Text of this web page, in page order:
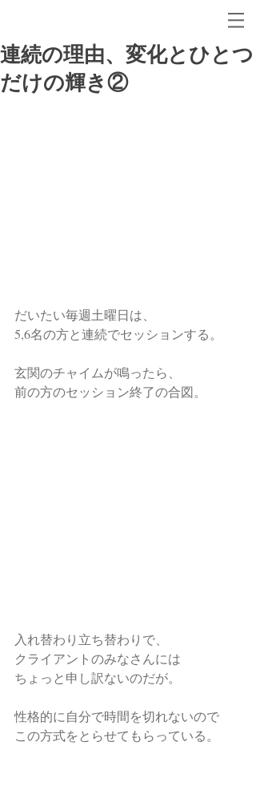
連続の理由、変化とひとつ
だけの輝き②
だいたい毎週土曜日は、
5,6名の方と連続でセッションする。
玄関のチャイムが鳴ったら、
前の方のセッション終了の合図。
入れ替わり立ち替わりで、
クライアントのみなさんには
ちょっと申し訳ないのだが。
性格的に自分で時間を切れないので
この方式をとらせてもらっている。